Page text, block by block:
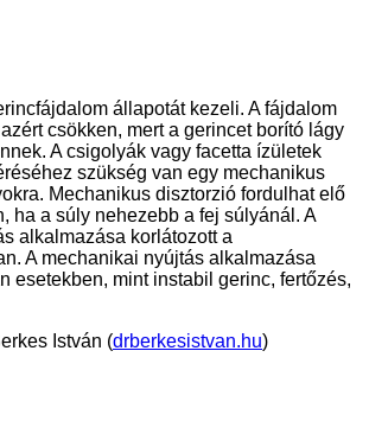
állapotát kezeli. A fájdalom
csökken, mert a gerincet borító lágy
A csigolyák vagy facetta ízületek
szükség van egy mechanikus
Mechanikus disztorzió fordulhat elő
ha a súly nehezebb a fej súlyánál. A
alkalmazása korlátozott a
A mechanikai nyújtás alkalmazása
esetekben, mint instabil gerinc, fertőzés,
István (drberkesistvan.hu)